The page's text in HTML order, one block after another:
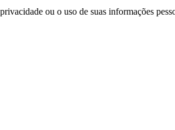
ou o uso de suas informações